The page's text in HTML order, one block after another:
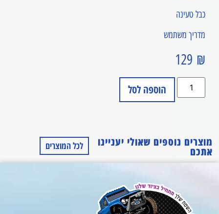
כבל טעינה
מדריך משתמש
129 ₪
הוספה לסל
מוצרים נוספים שאולי יעניינו
אתכם לכל המוצרים